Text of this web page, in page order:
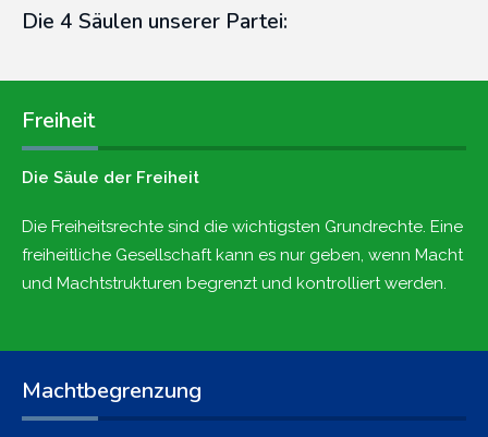
Die 4 Säulen unserer Partei:
Freiheit
Die Säule der Freiheit
Die Freiheitsrechte sind die wichtigsten Grundrechte. Eine
freiheitliche Gesellschaft kann es nur geben, wenn Macht
und Machtstrukturen begrenzt und kontrolliert werden.
Machtbegrenzung